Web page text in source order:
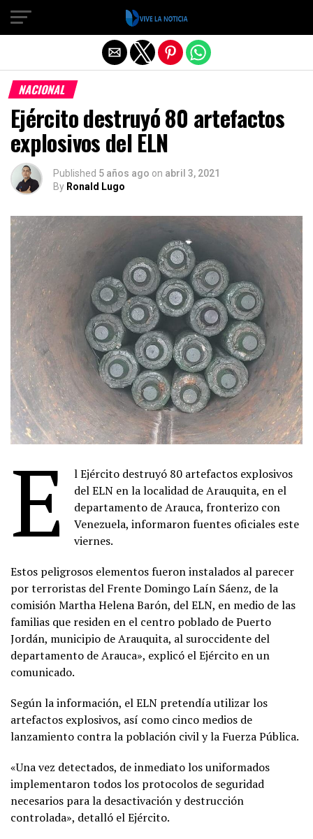
NACIONAL
Ejército destruyó 80 artefactos
explosivos del ELN
Published 5 años ago on abril 3, 2021
By Ronald Lugo
E
l Ejército destruyó 80 artefactos explosivos
del ELN en la localidad de Arauquita, en el
departamento de Arauca, fronterizo con
Venezuela, informaron fuentes oficiales este
viernes.
Estos peligrosos elementos fueron instalados al parecer
por terroristas del Frente Domingo Laín Sáenz, de la
comisión Martha Helena Barón, del ELN, en medio de las
familias que residen en el centro poblado de Puerto
Jordán, municipio de Arauquita, al suroccidente del
departamento de Arauca», explicó el Ejército en un
comunicado.
Según la información, el ELN pretendía utilizar los
artefactos explosivos, así como cinco medios de
lanzamiento contra la población civil y la Fuerza Pública.
«Una vez detectados, de inmediato los uniformados
implementaron todos los protocolos de seguridad
necesarios para la desactivación y destrucción
controlada», detalló el Ejército.
Salir de la versión móvil